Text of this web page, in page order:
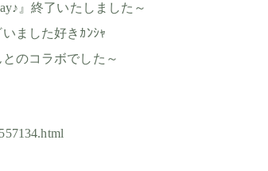
』終了いたしました～
ました好きｶﾝｼｬ
のコラボでした～